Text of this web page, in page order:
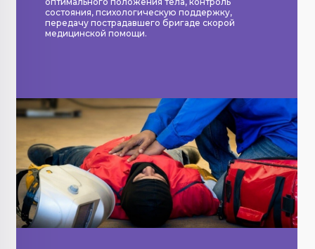
состояния, психологическую поддержку,
передачу пострадавшего бригаде скорой
медицинской помощи.